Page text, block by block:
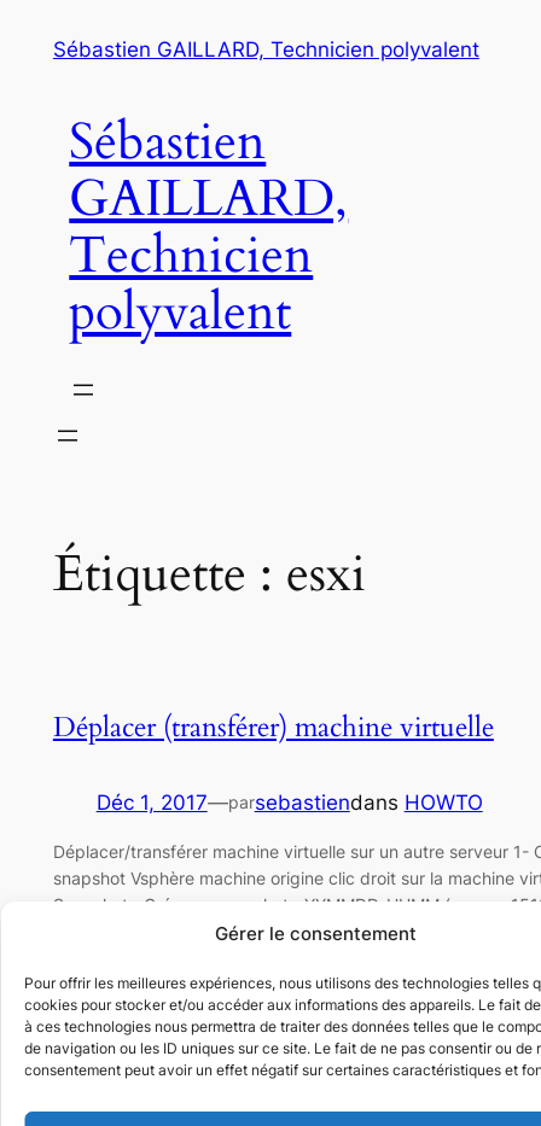
Gérer le consentement
Pour offrir les meilleures expériences, nous utilisons des technologies telles
cookies pour stocker et/ou accéder aux informations des appareils. Le fait
à ces technologies nous permettra de traiter des données telles que le
de navigation ou les ID uniques sur ce site. Le fait de ne pas consentir ou de
consentement peut avoir un effet négatif sur certaines caractéristiques et
Sébastien GAILLARD, Technicien polyvalent
Sébastien
GAILLARD,
Technicien
polyvalent
Étiquette : esxi
Déplacer (transférer) machine virtuelle
Déc 1, 2017—parsebastiendans HOWTO
Déplacer/transférer machine virtuelle sur un autre serveur 1-
snapshot Vsphère machine origine clic droit sur la machine
Snapshot> Créer un snapshot> YYMMDD-HHMM (par ex:
pour un snapshot le 18/12/17 à 10h10)> OK Attendre que la
scp /C/system/ghettoVCB/conf/<machine…
MAJ ESXi SSH